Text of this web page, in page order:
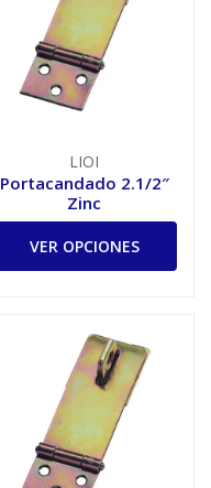
LIOI
Portacandado 2.1/2″
Zinc
VER OPCIONES